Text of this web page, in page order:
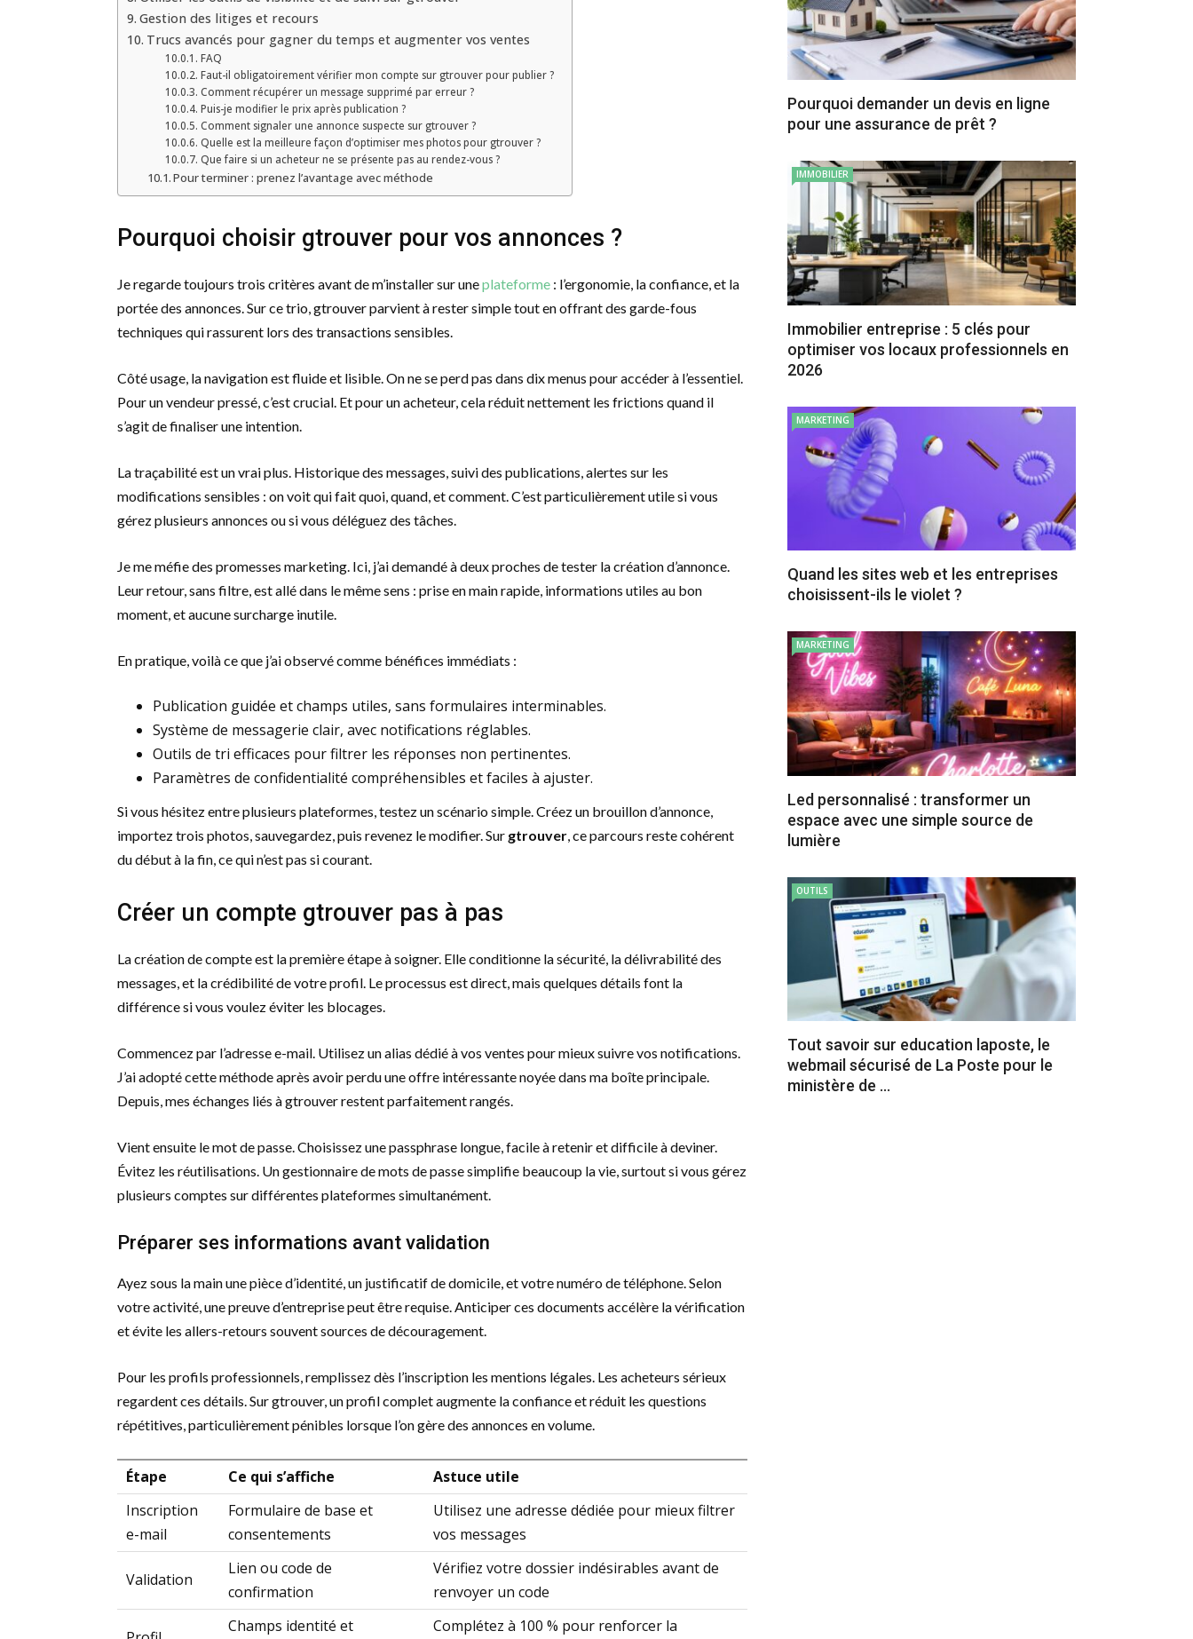
Gestion des litiges et recours
Trucs avancés pour gagner du temps et augmenter vos ventes
FAQ
Faut-il obligatoirement vérifier mon compte sur gtrouver pour publier ?
Comment récupérer un message supprimé par erreur ?
Puis-je modifier le prix après publication ?
Comment signaler une annonce suspecte sur gtrouver ?
Quelle est la meilleure façon d’optimiser mes photos pour gtrouver ?
Que faire si un acheteur ne se présente pas au rendez-vous ?
Pour terminer : prenez l’avantage avec méthode
Pourquoi choisir gtrouver pour vos annonces ?
Je regarde toujours trois critères avant de m’installer sur uneplateforme : l’ergonomie, la confiance, et la
portée des annonces. Sur ce trio, gtrouver parvient à rester simple tout en offrant des garde-fous
techniques qui rassurent lors des transactions sensibles.
Côté usage, la navigation est fluide et lisible. On ne se perd pas dans dix menus pour accéder à l’essentiel.
Pour un vendeur pressé, c’est crucial. Et pour un acheteur, cela réduit nettement les frictions quand il
s’agit de finaliser une intention.
La traçabilité est un vrai plus. Historique des messages, suivi des publications, alertes sur les
modifications sensibles : on voit qui fait quoi, quand, et comment. C’est particulièrement utile si vous
gérez plusieurs annonces ou si vous déléguez des tâches.
Je me méfie des promesses marketing. Ici, j’ai demandé à deux proches de tester la création d’annonce.
Leur retour, sans filtre, est allé dans le même sens : prise en main rapide, informations utiles au bon
moment, et aucune surcharge inutile.
En pratique, voilà ce que j’ai observé comme bénéfices immédiats :
Publication guidée et champs utiles, sans formulaires interminables.
Système de messagerie clair, avec notifications réglables.
Outils de tri efficaces pour filtrer les réponses non pertinentes.
Paramètres de confidentialité compréhensibles et faciles à ajuster.
Si vous hésitez entre plusieurs plateformes, testez un scénario simple. Créez un brouillon d’annonce,
importez trois photos, sauvegardez, puis revenez le modifier. Sur gtrouver, ce parcours reste cohérent
du début à la fin, ce qui n’est pas si courant.
Créer un compte gtrouver pas à pas
La création de compte est la première étape à soigner. Elle conditionne la sécurité, la délivrabilité des
messages, et la crédibilité de votre profil. Le processus est direct, mais quelques détails font la
différence si vous voulez éviter les blocages.
Commencez par l’adresse e-mail. Utilisez un alias dédié à vos ventes pour mieux suivre vos notifications.
J’ai adopté cette méthode après avoir perdu une offre intéressante noyée dans ma boîte principale.
Depuis, mes échanges liés à gtrouver restent parfaitement rangés.
Vient ensuite le mot de passe. Choisissez une passphrase longue, facile à retenir et difficile à deviner.
Évitez les réutilisations. Un gestionnaire de mots de passe simplifie beaucoup la vie, surtout si vous gérez
plusieurs comptes sur différentes plateformes simultanément.
Préparer ses informations avant validation
Ayez sous la main une pièce d’identité, un justificatif de domicile, et votre numéro de téléphone. Selon
votre activité, une preuve d’entreprise peut être requise. Anticiper ces documents accélère la vérification
et évite les allers-retours souvent sources de découragement.
Pour les profils professionnels, remplissez dès l’inscription les mentions légales. Les acheteurs sérieux
regardent ces détails. Sur gtrouver, un profil complet augmente la confiance et réduit les questions
répétitives, particulièrement pénibles lorsque l’on gère des annonces en volume.
Étape Ce qui s’affiche
Astuce utile
Inscription
e-mail
Formulaire de base et
consentements
Utilisez une adresse dédiée pour mieux filtrer
vos messages
Validation
Lien ou code de
confirmation
Vérifiez votre dossier indésirables avant de
renvoyer un code
Champs identité et Complétez à 100 % pour renforcer la
Pourquoi demander un devis en ligne
pour une assurance de prêt ?
IMMOBILIER
Immobilier entreprise : 5 clés pour
optimiser vos locaux professionnels en
2026
MARKETING
Quand les sites web et les entreprises
choisissent-ils le violet ?
MARKETING
Led personnalisé : transformer un
espace avec une simple source de
lumière
OUTILS
Tout savoir sur education laposte, le
webmail sécurisé de La Poste pour le
ministère de ...